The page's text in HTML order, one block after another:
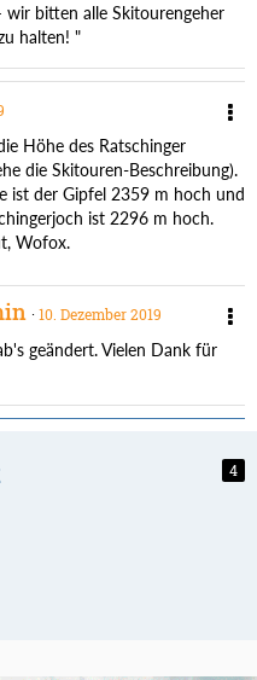
wir bitten alle Skitourengeher
halten! "
Höhe des Ratschinger
die Skitouren-Beschreibung).
ist der Gipfel 2359 m hoch und
ist 2296 m hoch.
Wofox.
10. Dezember 2019
geändert. Vielen Dank für
4